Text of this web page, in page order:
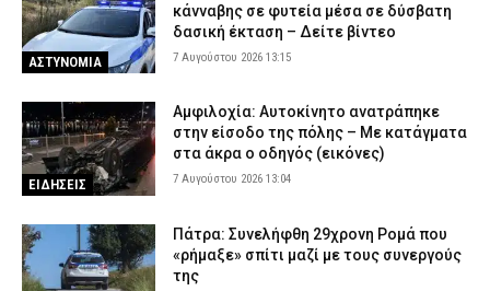
ΑΣΤΥΝΟΜΙΑ
κάνναβης σε φυτεία μέσα σε δύσβατη
δασική έκταση – Δείτε βίντεο
7 Αυγούστου 2026 13:15
ΕΙΔΗΣΕΙΣ
Αμφιλοχία: Αυτοκίνητο ανατράπηκε
στην είσοδο της πόλης – Με κατάγματα
στα άκρα ο οδηγός (εικόνες)
7 Αυγούστου 2026 13:04
Πάτρα: Συνελήφθη 29χρονη Ρομά που
«ρήμαξε» σπίτι μαζί με τους συνεργούς
της